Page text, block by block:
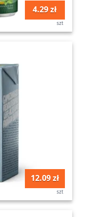
4.29 zł
szt
12.09 zł
szt